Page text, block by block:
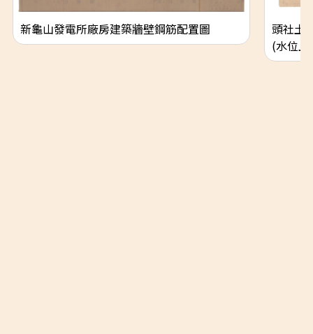
新龜山發電所廠房建築牆壁鋼筋配置圖
頭社土
(水位